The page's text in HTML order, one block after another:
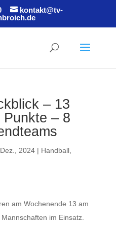
kontakt@tv-
– 13
– 8
2024| Handball,
am Wochenende 13 am
im Einsatz.